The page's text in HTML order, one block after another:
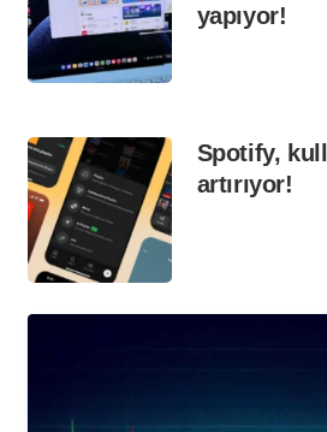
yapıyor!
Spotify,
artırıyor!